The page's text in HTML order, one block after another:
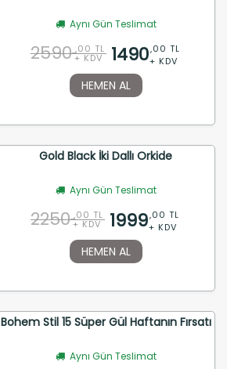
Aynı Gün Teslimat
2590 ,00 TL
+ KDV 1490,00 TL
+ KDV
HEMEN AL
Gold Black İki Dallı Orkide
Aynı Gün Teslimat
2250 ,00 TL
+ KDV 1999,00 TL
+ KDV
HEMEN AL
Bohem Stil 15 Süper Gül Haftanın Fırsatı
Aynı Gün Teslimat